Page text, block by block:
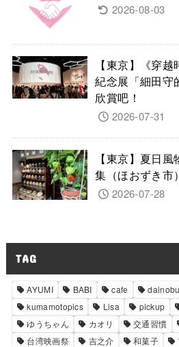
2026-08-03
【東京】《穿
紀念展「細田
欣賞吧！
2026-07-31
【東京】夏日
集（ほおずき市）
2026-07-28
TAG
AYUMI BABI cafe dainobu
kumamotopics
Lisa pickup
ゆうちゃん
カオリ 交通習慣
台湾映画祭
吉之介 和菓子